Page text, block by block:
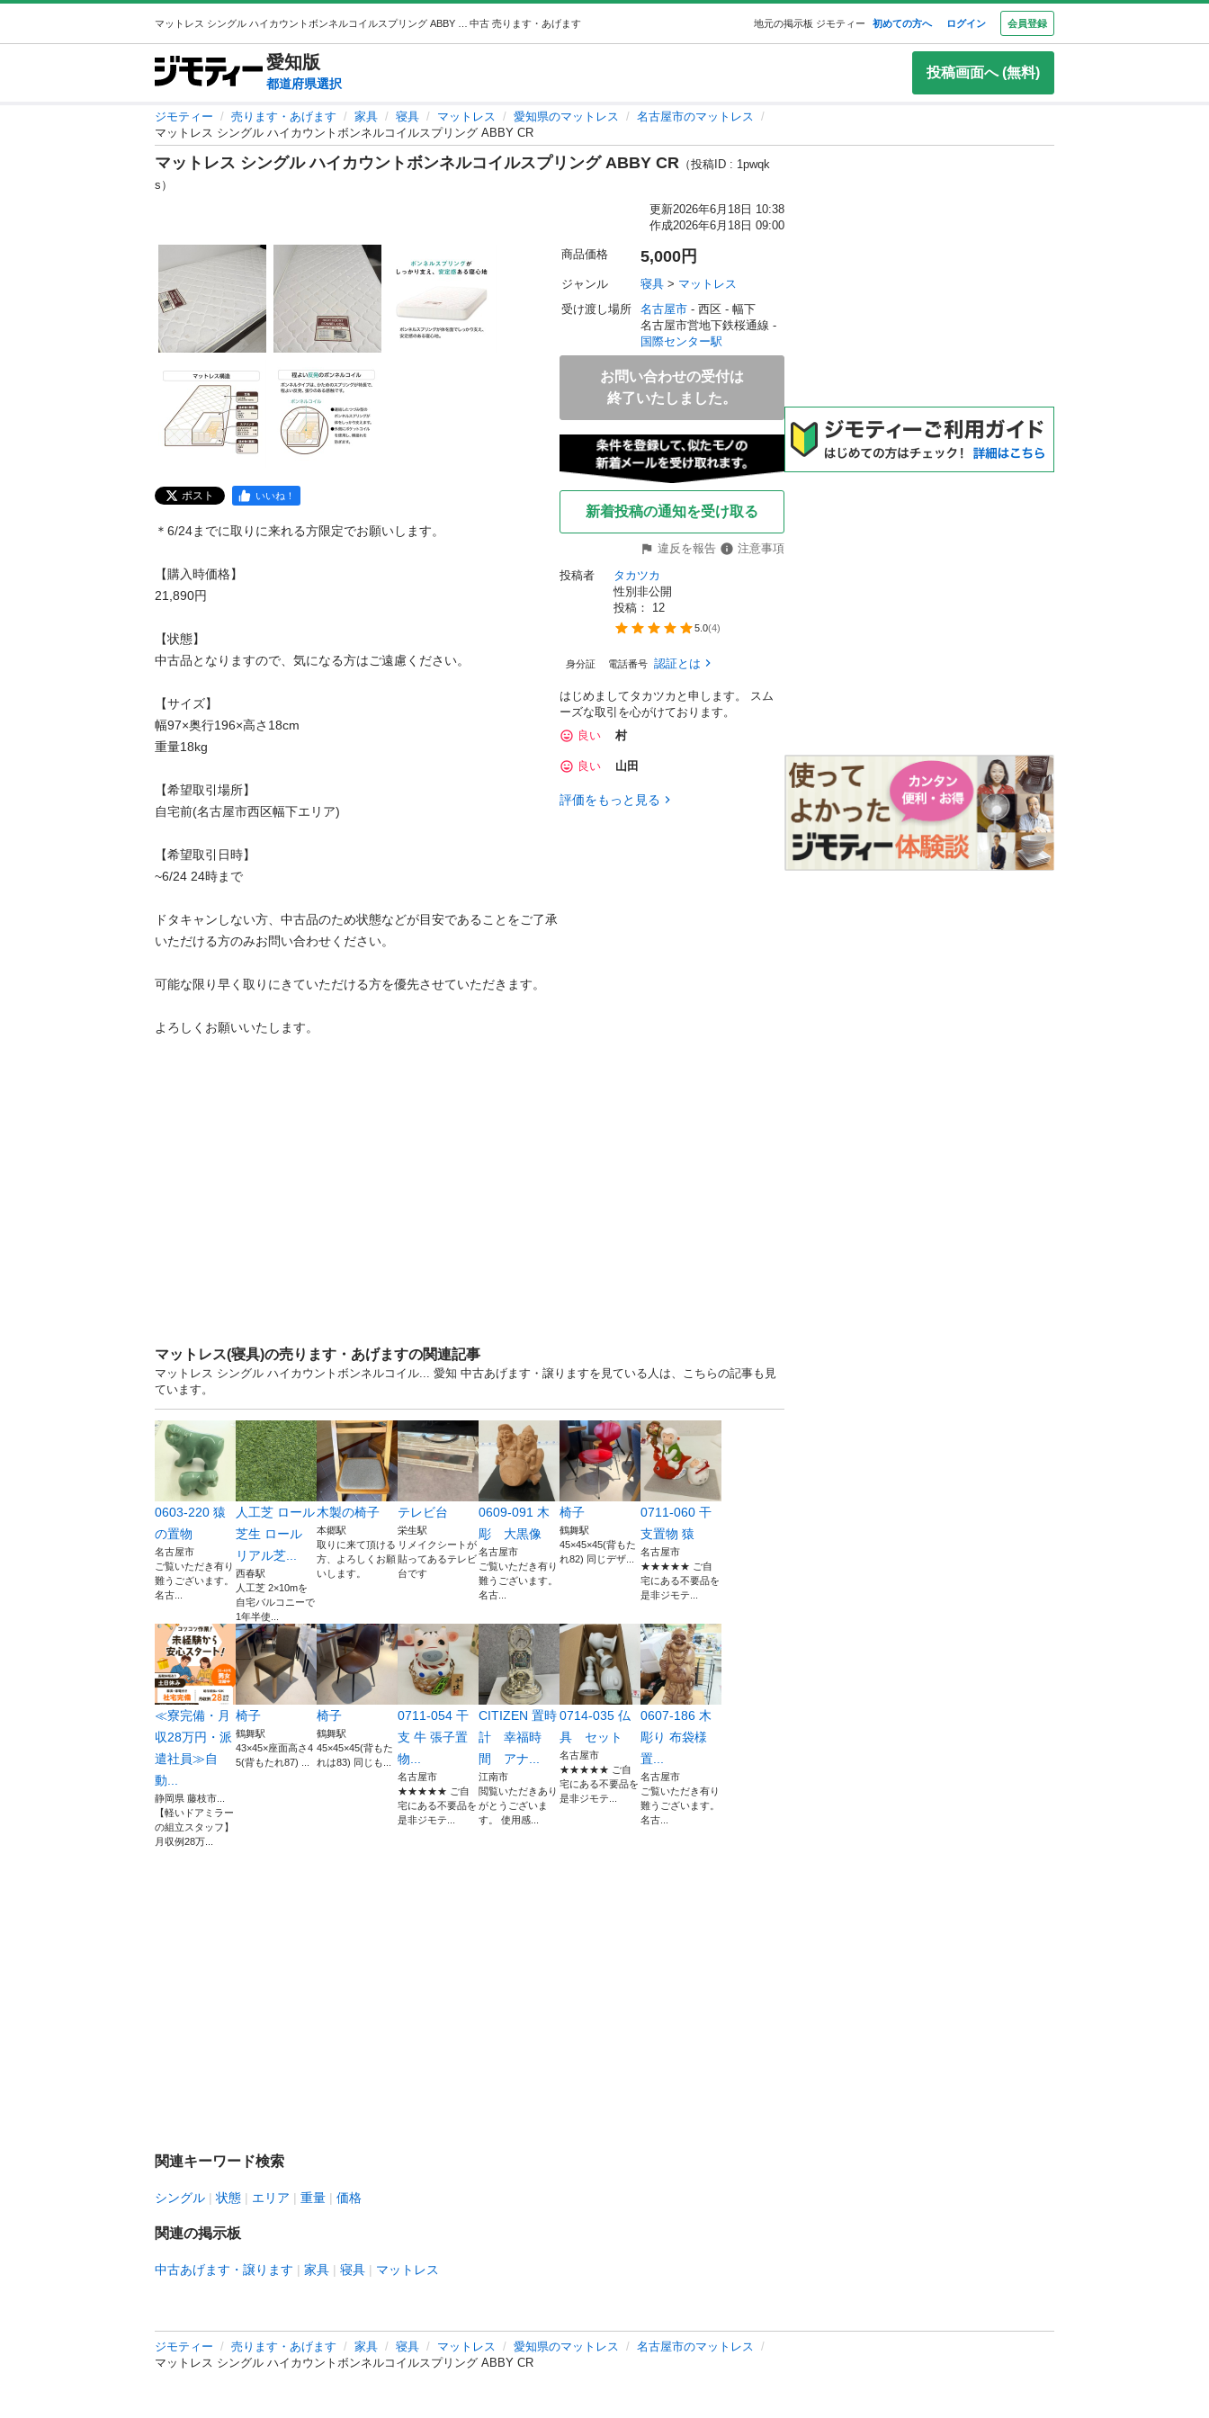
中古 売ります・あげます 地元の掲示板 ジモティー 初めての方へ ログイン 会員登録
愛知版
都道府県選択
投稿画面へ (無料)
ジモティー 売ります・あげます 家具 寝具 マットレス 愛知県のマットレス
名古屋市のマットレス
マットレス シングル ハイカウントボンネルコイルスプリング ABBY CR
マットレス シングル ハイカウントボンネルコイルスプリング ABBY CR （投稿ID : 1pwqk
s）
更新2026年6月18日 10:38
作成2026年6月18日 09:00
ポスト いいね！
＊6/24までに取りに来れる方限定でお願いします。
【購入時価格】
21,890円
【状態】
中古品となりますので、気になる方はご遠慮ください。
【サイズ】
幅97×奥行196×高さ18cm
重量18kg
【希望取引場所】
自宅前(名古屋市西区幅下エリア)
【希望取引日時】
~6/24 24時まで
ドタキャンしない方、中古品のため状態などが目安であることをご了承
いただける方のみお問い合わせください。
可能な限り早く取りにきていただける方を優先させていただきます。
よろしくお願いいたします。
商品価格 5,000円
ジャンル 寝具 > マットレス
受け渡し場所
名古屋市 - 西区 - 幅下
国際センター駅
お問い合わせの受付は
終了いたしました。
新着投稿の通知を受け取る
違反を報告
注意事項
投稿者
タカツカ
性別非公開
投稿： 12
5.0(4)
身分証 電話番号 認証とは
はじめましてタカツカと申します。 スム
ーズな取引を心がけております。
良い
村
良い 山田
評価をもっと見る
マットレス(寝具)の売ります・あげますの関連記事
マットレス シングル ハイカウントボンネルコイル... 愛知 中古あげます・譲りますを見ている人は、こちらの記事も見
ています。
0603-220 猿
の置物
名古屋市
ご覧いただき有り
難うございます。
名古...
人工芝 ロール
芝生 ロール
リアル芝...
西春駅
人工芝 2×10mを
自宅バルコニーで
1年半使...
木製の椅子
本郷駅
取りに来て頂ける
方、よろしくお願
いします。
テレビ台
栄生駅
リメイクシートが
貼ってあるテレビ
台です
0609-091 木
彫 大黒像
名古屋市
ご覧いただき有り
難うございます。
名古...
椅子
鶴舞駅
45×45×45(背もた
れ82) 同じデザ...
0711-060 干
支置物 猿
名古屋市
★★★★★ ご自
宅にある不要品を
是非ジモテ...
≪寮完備・月
収28万円・派
遣社員≫自
動...
静岡県 藤枝市...
【軽いドアミラー
の組立スタッフ】
月収例28万...
椅子
鶴舞駅
43×45×座面高さ4
5(背もたれ87) ...
椅子
鶴舞駅
45×45×45(背もた
れは83) 同じも...
0711-054 干
支 牛 張子置
物...
名古屋市
★★★★★ ご自
宅にある不要品を
是非ジモテ...
CITIZEN 置時
計 幸福時
間 アナ...
江南市
閲覧いただきあり
がとうございま
す。 使用感...
0714-035 仏
具 セット
名古屋市
★★★★★ ご自
宅にある不要品を
是非ジモテ...
0607-186 木
彫り 布袋様
置...
名古屋市
ご覧いただき有り
難うございます。
名古...
関連キーワード検索
シングル 状態 エリア 重量 価格
関連の掲示板
中古あげます・譲ります 家具 寝具 マットレス
ジモティー 売ります・あげます 家具 寝具 マットレス 愛知県のマットレス
名古屋市のマットレス
マットレス シングル ハイカウントボンネルコイルスプリング ABBY CR